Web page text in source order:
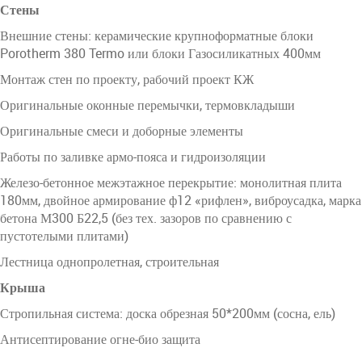
Стены
Внешние стены: керамические крупноформатные блоки
Porotherm 380 Termo или блоки Газосиликатных 400мм
Монтаж стен по проекту, рабочий проект КЖ
Оригинальные оконные перемычки, термовкладыши
Оригинальные смеси и доборные элементы
Работы по заливке армо-пояса и гидроизоляции
Железо-бетонное межэтажное перекрытие: монолитная плита
180мм, двойное армирование ф12 «рифлен», виброусадка, марка
бетона М300 Б22,5 (без тех. зазоров по сравнению с
пустотелыми плитами)
Лестница однопролетная, строительная
Крыша
Стропильная система: доска обрезная 50*200мм (сосна, ель)
Антисептирование огне-био защита